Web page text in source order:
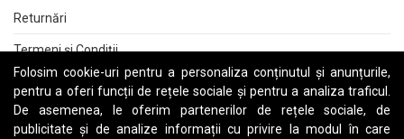
Folosim cookie-uri pentru a personaliza conținutul și anunțurile,
pentru a oferi funcții de rețele sociale și pentru a analiza traficul.
De asemenea, le oferim partenerilor de rețele sociale, de
publicitate și de analize informații cu privire la modul în care
Returnări
Termeni și Condiții
Raport date personale
Cerere stergere cont